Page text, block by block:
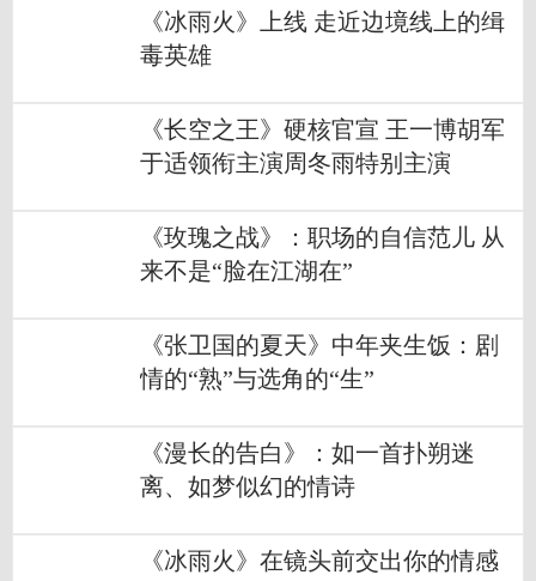
《冰雨火》上线 走近边境线上的缉
毒英雄
《长空之王》硬核官宣 王一博胡军
于适领衔主演周冬雨特别主演
《玫瑰之战》：职场的自信范儿 从
来不是“脸在江湖在”
《张卫国的夏天》中年夹生饭：剧
情的“熟”与选角的“生”
《漫长的告白》：如一首扑朔迷
离、如梦似幻的情诗
《冰雨火》在镜头前交出你的情感